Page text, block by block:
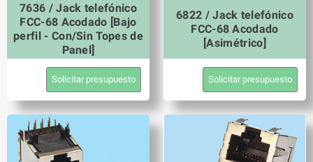
7636 / Jack telefónico
FCC-68 Acodado [Bajo
perfil - Con/Sin Topes de
Panel]
Solicitar presupuesto
6822 / Jack telefónico
FCC-68 Acodado
[Asimétrico]
Solicitar presupuesto